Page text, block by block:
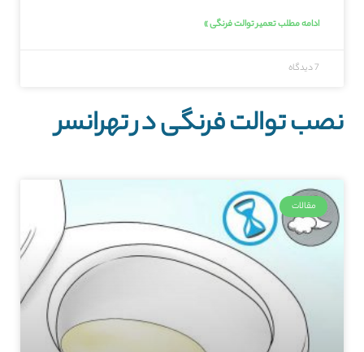
ادامه مطلب تعمیر توالت فرنگی »
7 دیدگاه
نصب توالت فرنگی در تهرانسر
مقالات